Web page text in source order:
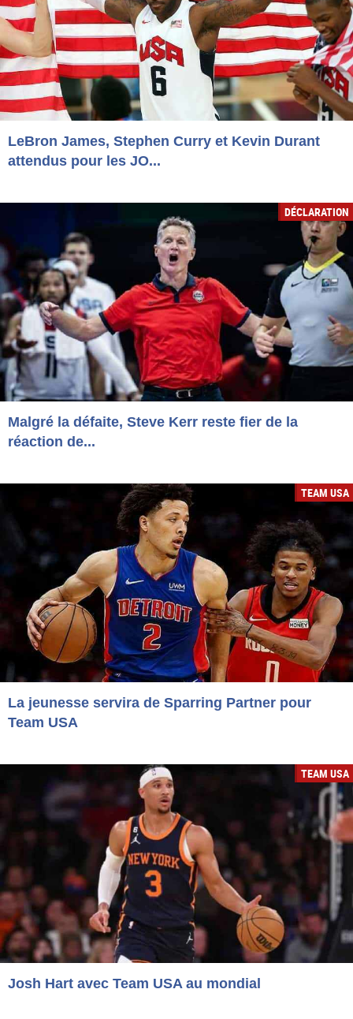
LeBron James, Stephen Curry et Kevin Durant
attendus pour les JO...
DÉCLARATION
Malgré la défaite, Steve Kerr reste fier de la
réaction de...
TEAM USA
La jeunesse servira de Sparring Partner pour
Team USA
TEAM USA
Josh Hart avec Team USA au mondial